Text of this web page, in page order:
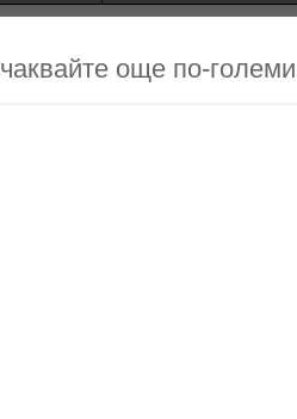
още по-